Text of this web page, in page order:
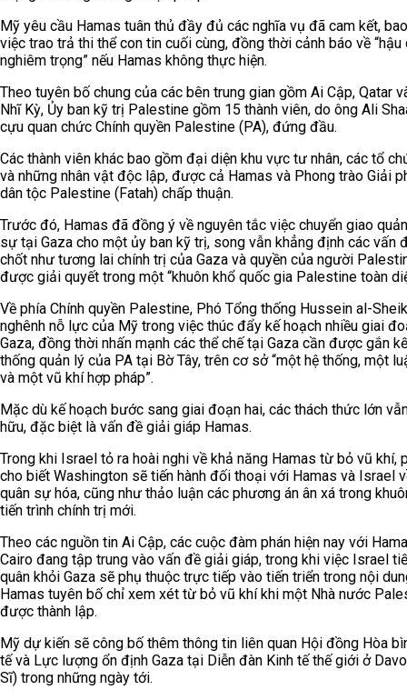
Mỹ yêu cầu Hamas tuân thủ đầy đủ các nghĩa vụ đã cam kết,
việc trao trả thi thể con tin cuối cùng, đồng thời cảnh báo về “hậu
nghiêm trọng” nếu Hamas không thực hiện.
Theo tuyên bố chung của các bên trung gian gồm Ai Cập, Qatar
Nhĩ Kỳ, Ủy ban kỹ trị Palestine gồm 15 thành viên, do ông Ali
cựu quan chức Chính quyền Palestine (PA), đứng đầu.
Các thành viên khác bao gồm đại diện khu vực tư nhân, các tổ
và những nhân vật độc lập, được cả Hamas và Phong trào Giải
dân tộc Palestine (Fatah) chấp thuận.
Trước đó, Hamas đã đồng ý về nguyên tắc việc chuyển giao
sự tại Gaza cho một ủy ban kỹ trị, song vẫn khẳng định các vấn
chốt như tương lai chính trị của Gaza và quyền của người
được giải quyết trong một “khuôn khổ quốc gia Palestine toàn
Về phía Chính quyền Palestine, Phó Tổng thống Hussein al-
nghênh nỗ lực của Mỹ trong việc thúc đẩy kế hoạch nhiều giai
Gaza, đồng thời nhấn mạnh các thể chế tại Gaza cần được gắn
thống quản lý của PA tại Bờ Tây, trên cơ sở “một hệ thống, một
và một vũ khí hợp pháp”.
Mặc dù kế hoạch bước sang giai đoạn hai, các thách thức lớn
hữu, đặc biệt là vấn đề giải giáp Hamas.
Trong khi Israel tỏ ra hoài nghi về khả năng Hamas từ bỏ vũ khí,
cho biết Washington sẽ tiến hành đối thoại với Hamas và Israel
quân sự hóa, cũng như thảo luận các phương án ân xá trong
tiến trình chính trị mới.
Theo các nguồn tin Ai Cập, các cuộc đàm phán hiện nay với
Cairo đang tập trung vào vấn đề giải giáp, trong khi việc Israel
quân khỏi Gaza sẽ phụ thuộc trực tiếp vào tiến triển trong nội
Hamas tuyên bố chỉ xem xét từ bỏ vũ khí khi một Nhà nước
được thành lập.
Mỹ dự kiến sẽ công bố thêm thông tin liên quan Hội đồng Hòa
tế và Lực lượng ổn định Gaza tại Diễn đàn Kinh tế thế giới ở
Sĩ) trong những ngày tới.